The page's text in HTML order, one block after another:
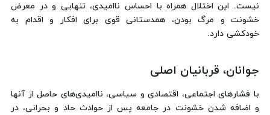
نیست. این اختلال همراه با احساس ناامیدی، تنهایی و در معرض
خشونت و مرگ بودن، همدستانی قوی برای افکار و اقدام به
خودکشی دارد.
جوانان، قربانیان اصلی
با فشارهای اجتماعی، اقتصادی و سیاسی، ناامیدی‌های حاصل از آنها
و اضافه شدن خشونت در جامعه پس از حوادث حاد و بحرانی، در